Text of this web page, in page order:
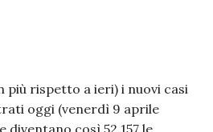
più rispetto a ieri) i nuovi casi
oggi (venerdì 9 aprile
diventano così 52.157 le